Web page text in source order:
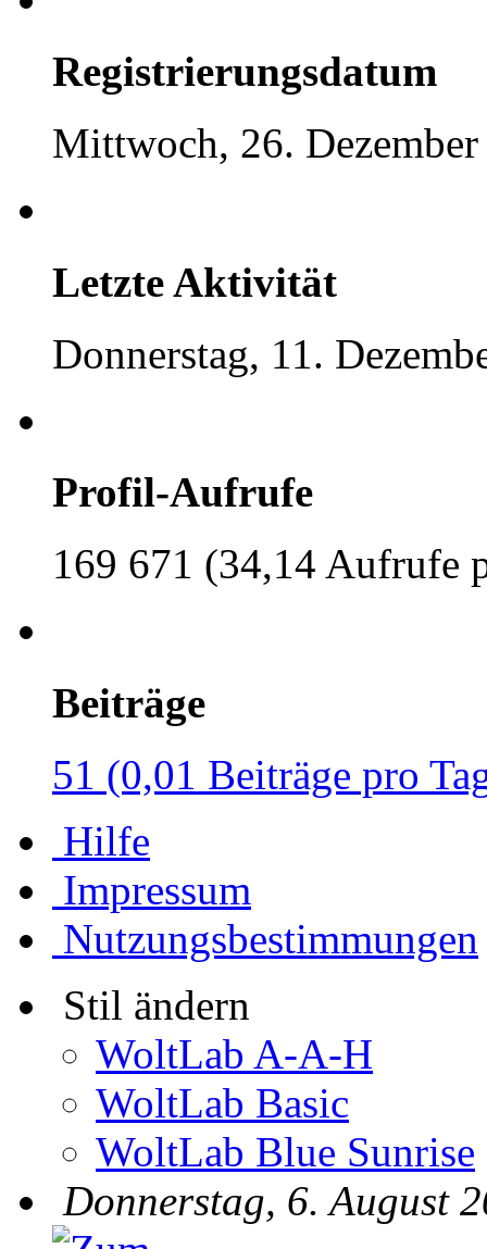
Registrierungsdatum
Mittwoch, 26.
Letzte Aktivität
Donnerstag, 11.
Profil-Aufrufe
169 671 (34,14 Aufrufe
Beiträge
51 (0,01 Beiträge pro
Hilfe
Impressum
Nutzungsbestimmungen
Stil ändern
WoltLab A-A-H
WoltLab Basic
WoltLab Blue Sunrise
Donnerstag, 6. August